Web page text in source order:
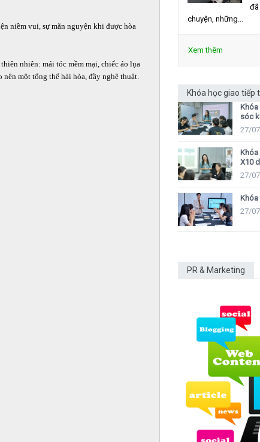
niềm vui, sự mãn nguyện khi được hòa
nhiên: mái tóc mềm mại, chiếc áo lụa
nên một tổng thể hài hòa, đầy nghệ thuật.
đã
chuyện, những...
Xem thêm
Khóa học giao tiếp
sóc
27/
X10
27/
27/
PR & Marketing